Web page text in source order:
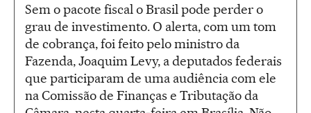
Sem o pacote fiscal o Brasil pode perder o
grau de investimento. O alerta, com um tom
de cobrança, foi feito pelo ministro da
Fazenda, Joaquim Levy, a deputados federais
que participaram de uma audiência com ele
na Comissão de Finanças e Tributação da